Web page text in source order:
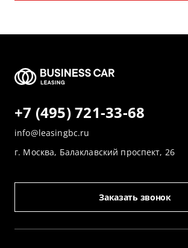
+7 (495) 721-33-68
info@leasingbc.ru
г. Москва, Балаклавский проспект, 26
Заказать звонок